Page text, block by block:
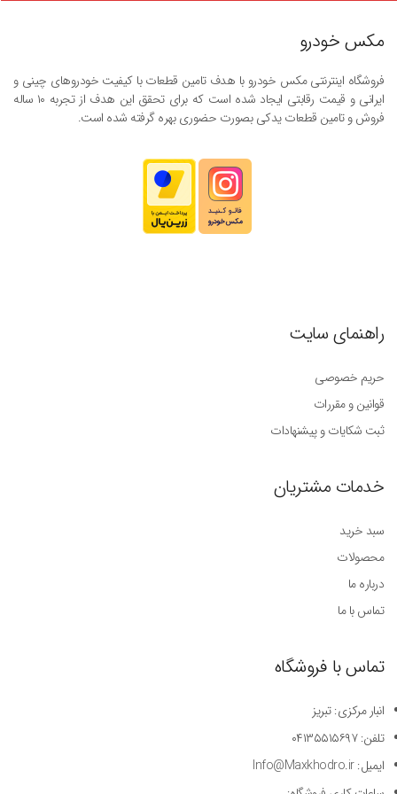
مکس خودرو
فروشگاه اینترنتی مکس خودرو با هدف تامین قطعات با کیفیت خودروهای چینی و
ایرانی و قیمت رقابتی ایجاد شده است که برای تحقق این هدف از تجربه ۱۰ ساله
فروش و تامین قطعات یدکی بصورت حضوری بهره گرفته شده است.
راهنمای سایت
حریم خصوصی
قوانین و مقررات
ثبت شکایات و پیشنهادات
خدمات مشتریان
سبد خرید
محصولات
درباره ما
تماس با ما
تماس با فروشگاه
انبار مرکزی: تبریز
تلفن: ۰۴۱۳۵۵۱۵۶۹۷
ایمیل: Info@Maxkhodro.ir